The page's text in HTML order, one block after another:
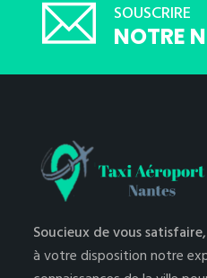
SOUSCRIRE
NOTRE
Soucieux de vous satisfaire,
à votre disposition notre